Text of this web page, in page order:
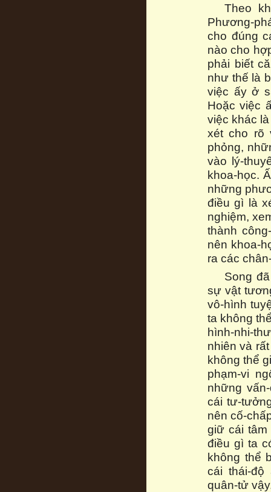
Theo
Phương-
cho đúng
nào cho
phải biết
như thế là
việc ấy ở
Hoặc việc
việc khác
xét cho rõ
phỏng,
vào lý-
khoa-học.
những
điều gì là
nghiệm,
thành
nên khoa-
ra các
Song
sự vật
vô-hình
ta không
hình-nhi-
nhiên và
không thể
phạm-vi
những
cái tư-
nên cố-
giữ cái tâm
điều gì ta
không thể
cái thái-độ
quân-tử